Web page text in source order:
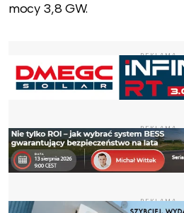
mocy 3,8 GW.
REKLAMA
REKLAMA
REKLAMA